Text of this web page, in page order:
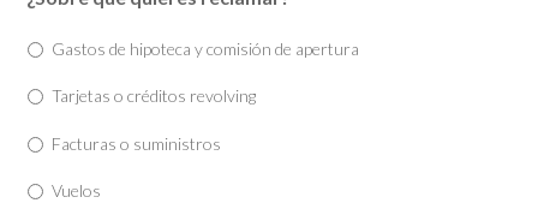
Gastos de hipoteca y comisión de apertura
Tarjetas o créditos revolving
Facturas o suministros
Vuelos